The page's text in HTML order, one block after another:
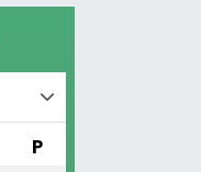
P